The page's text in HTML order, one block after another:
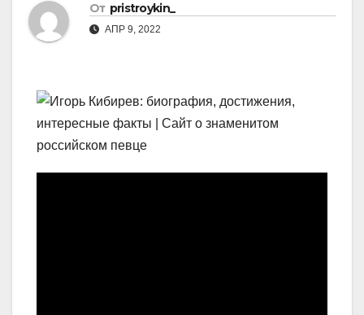
От pristroykin_
АПР 9, 2022